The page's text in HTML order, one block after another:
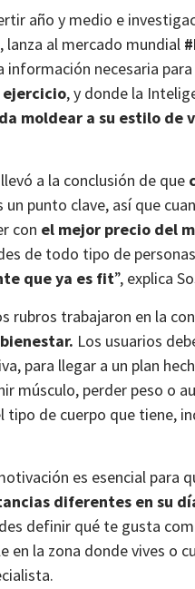
año y medio e
, lanza al mercado mundial
necesaria
ejercicio, y donde la
moldear a su estilo de
a la conclusión de que
punto clave, así que
con el mejor precio del
de todo tipo de
que ya es fit”, explica
rubros trabajaron en la
Los usuarios
para llegar a un plan
músculo, perder peso o
de cuerpo que tiene,
es esencial para
diferentes en su
definir qué te gusta
en la zona donde vives o